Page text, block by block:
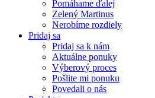
Pomáhame ďalej
Zelený Martinus
Nerobíme rozdiely
Pridaj sa
Pridaj sa k nám
Aktuálne ponuky
Výberový proces
Pošlite mi ponuku
Povedali o nás